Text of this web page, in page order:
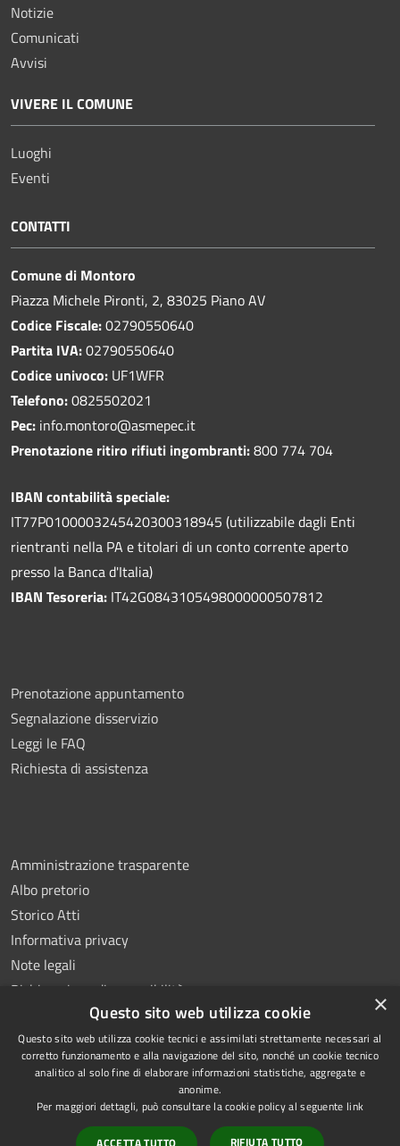
Notizie
Comunicati
Avvisi
VIVERE IL COMUNE
Luoghi
Eventi
CONTATTI
Comune di Montoro
Piazza Michele Pironti, 2, 83025 Piano AV
Codice Fiscale:02790550640
Partita IVA:02790550640
Codice univoco: UF1WFR
Telefono:0825502021
Pec: info.montoro@asmepec.it
Prenotazione ritiro rifiuti ingombranti:800 774 704
IBAN contabilità speciale:
IT77P0100003245420300318945 (utilizzabile dagli Enti
rientranti nella PA e titolari di un conto corrente aperto
presso la Banca d'Italia)
IBAN Tesoreria: IT42G0843105498000000507812
Prenotazione appuntamento
Segnalazione disservizio
Leggi le FAQ
Richiesta di assistenza
Amministrazione trasparente
Albo pretorio
Storico Atti
Informativa privacy
Note legali
Dichiarazione di accessibilità
RSS
Accessibilità
Copyright © 2026 • Comune di
Montoro • Powered by
Municipium•Accesso
×
Questo sito web utilizza cookie
Questo sito web utilizza cookie tecnici e assimilati strettamente necessari al
corretto funzionamento e alla navigazione del sito, nonché un cookie tecnico
analitico al solo fine di elaborare informazioni statistiche, aggregate e
anonime.
Per maggiori dettagli, può consultare la cookie policy al seguente link
RIFIUTA TUTTO